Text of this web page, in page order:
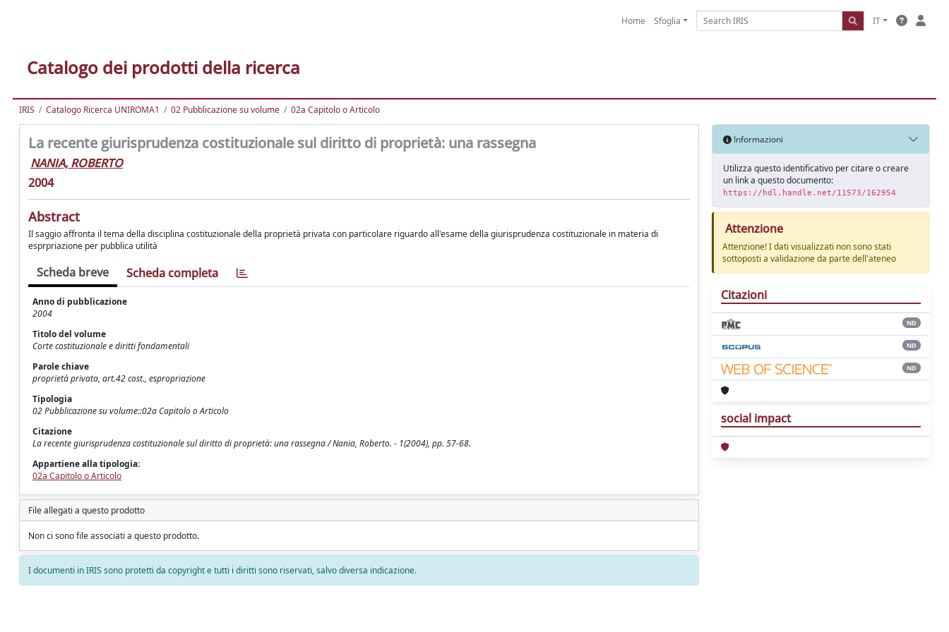
Home Sfoglia IT
Catalogo dei prodotti della ricerca
IRIS Catalogo Ricerca UNIROMA1 02 Pubblicazione su volume 02a Capitolo o Articolo
La recente giurisprudenza costituzionale sul diritto di proprietà: una rassegna
NANIA, ROBERTO
2004
Abstract
Il saggio affronta il tema della disciplina costituzionale della proprietà privata con particolare riguardo all'esame della giurisprudenza costituzionale in materia di
esprpriazione per pubblica utilità
Scheda breve Scheda completa
Anno di pubblicazione
2004
Titolo del volume
Corte costituzionale e diritti fondamentali
Parole chiave
proprietà privata, art.42 cost., espropriazione
Tipologia
02 Pubblicazione su volume::02a Capitolo o Articolo
Citazione
La recente giurisprudenza costituzionale sul diritto di proprietà: una rassegna / Nania, Roberto. - 1(2004), pp. 57-68.
Appartiene alla tipologia:
02a Capitolo o Articolo
File allegati a questo prodotto
Non ci sono file associati a questo prodotto.
I documenti in IRIS sono protetti da copyright e tutti i diritti sono riservati, salvo diversa indicazione.
Informazioni
Utilizza questo identificativo per citare o creare
un link a questo documento:
https://hdl.handle.net/11573/162954
Attenzione
Attenzione! I dati visualizzati non sono stati
sottoposti a validazione da parte dell'ateneo
Citazioni
ND
ND
ND
social impact